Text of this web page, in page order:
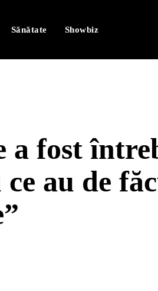
Sănătate Showbiz
a fost
au de